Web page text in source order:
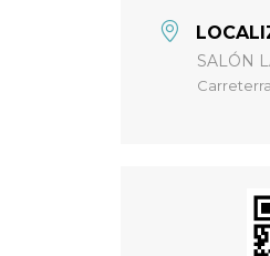
SALÓN